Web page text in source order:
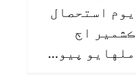
يوم استحصال
ڪشمير اڄ
ملهايو پيو…